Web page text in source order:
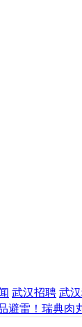
武汉招聘 武
避雷！瑞典肉